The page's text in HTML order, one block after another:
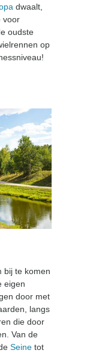
dwaalt,
voor
oudste
op
bij te komen
eigen
door met
langs
die door
Van de
Seine tot